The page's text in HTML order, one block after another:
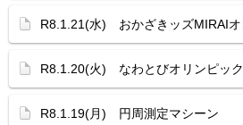
R8.1.21(水) おかざきッズMIRAIオ
R8.1.20(火) なわとびオリンピッ
R8.1.19(月) 円周測定マシーン